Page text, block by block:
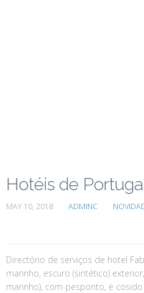
Hotéis de
MAY 10, 2018 ADMINC
Directório de serviços de hotel
marinho, escuro (sintético)
marinho), com pesponto, e